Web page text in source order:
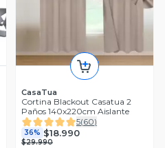
CasaTua
Cortina Blackout Casatua 2
Paños 140x220cm Aislante
5(60)
36% $18.990
$29.990